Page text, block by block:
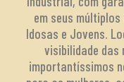
em seus múltiplos
Idosas e Jovens.
visibilidade das
importantíssimos